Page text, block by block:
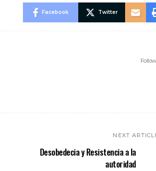
Facebook Twitter
NEXT
Desobedecia y Resistencia a la
autoridad